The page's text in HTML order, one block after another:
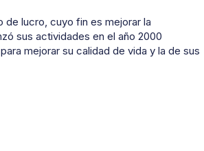
de lucro, cuyo fin es mejorar la
sus actividades en el año 2000
mejorar su calidad de vida y la de sus